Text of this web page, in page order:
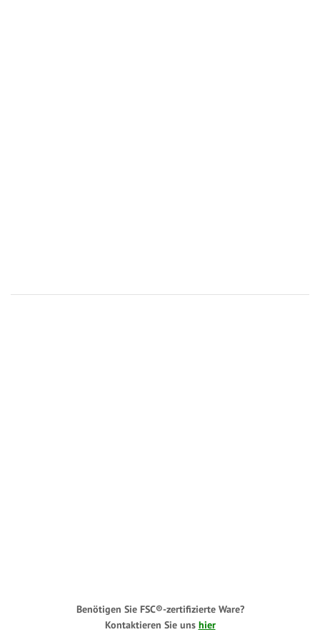
Benötigen Sie FSC®-zertifizierte Ware?
Kontaktieren Sie uns hier